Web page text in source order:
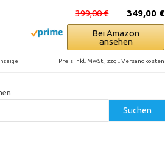
349,00 €
399,00 €
Bei Amazon
ansehen
Preis inkl. MwSt., zzgl. Versandkosten
Suchen